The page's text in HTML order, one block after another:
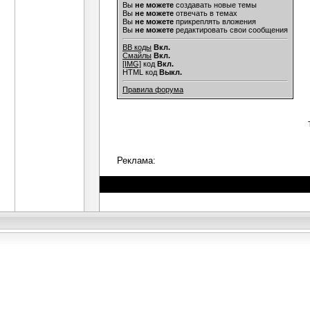
Вы не можете создавать новые темы
Вы не можете отвечать в темах
Вы не можете прикреплять вложения
Вы не можете редактировать свои сообщения
BB коды Вкл.
Смайлы Вкл.
[IMG] код Вкл.
HTML код Выкл.
Правила форума
Реклама: